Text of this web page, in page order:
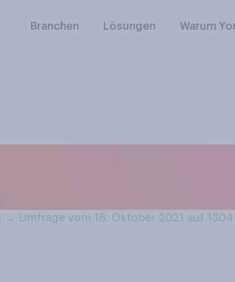
Branchen Lösungen Warum
→ Umfrage vom 18. Oktober 2021 auf 1304